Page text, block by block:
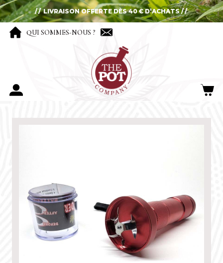
LIVRAISON OFFERTE DÈS 40 € D’ACHATS
QUI SOMMES-NOUS ?